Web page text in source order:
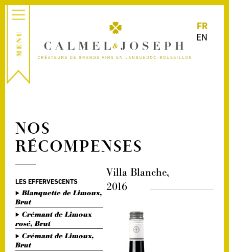
FR
EN
NOS
RÉCOMPENSES
LES EFFERVESCENTS
Blanquette de Limoux,
Brut
Crémant de Limoux
rosé, Brut
Crémant de Limoux,
Brut
Villa Blanche,
2016